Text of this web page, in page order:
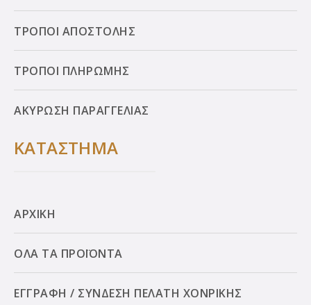
ΤΡΟΠΟΙ ΑΠΟΣΤΟΛΗΣ
ΤΡΟΠΟΙ ΠΛΗΡΩΜΗΣ
ΑΚΥΡΩΣΗ ΠΑΡΑΓΓΕΛΙΑΣ
ΚΑΤΑΣΤΗΜΑ
ΑΡΧΙΚΗ
ΟΛΑ ΤΑ ΠΡΟΪΟΝΤΑ
ΕΓΓΡΑΦΗ / ΣΥΝΔΕΣΗ ΠΕΛΑΤΗ ΧΟΝΡΙΚΗΣ